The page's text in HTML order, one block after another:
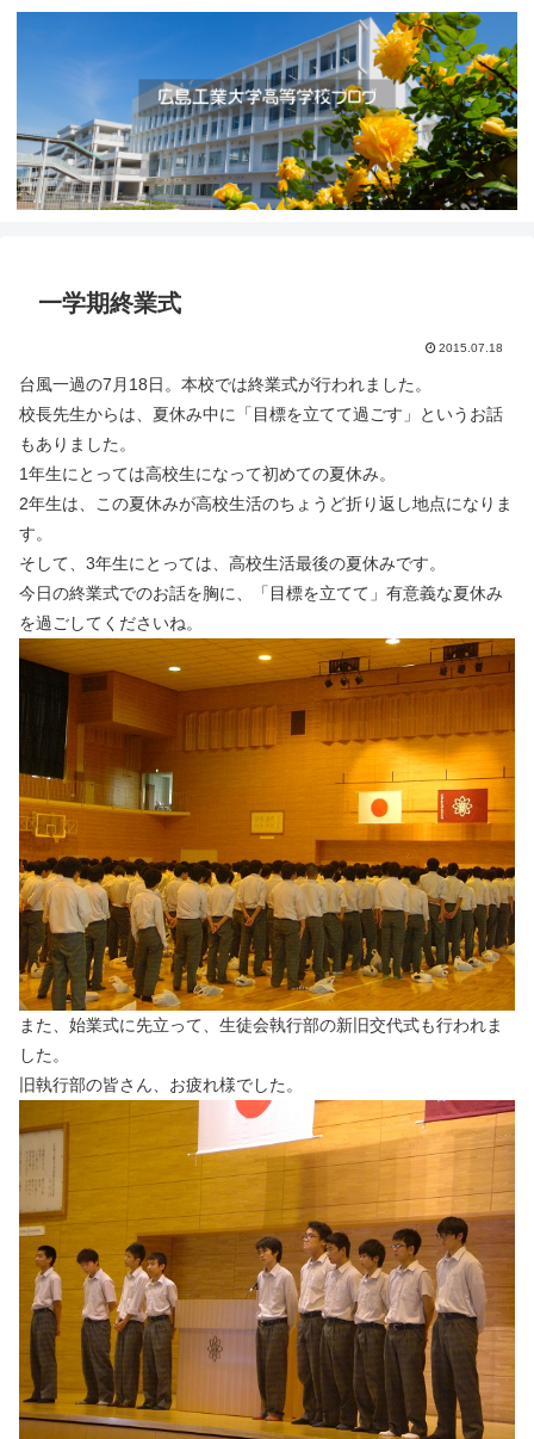
一学期終業式
2015.07.18
台風一過の7月18日。本校では終業式が行われました。
校長先生からは、夏休み中に「目標を立てて過ごす」というお話
もありました。
1年生にとっては高校生になって初めての夏休み。
2年生は、この夏休みが高校生活のちょうど折り返し地点になりま
す。
そして、3年生にとっては、高校生活最後の夏休みです。
今日の終業式でのお話を胸に、「目標を立てて」有意義な夏休み
を過ごしてくださいね。
また、始業式に先立って、生徒会執行部の新旧交代式も行われま
した。
旧執行部の皆さん、お疲れ様でした。